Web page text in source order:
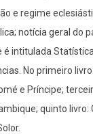
e regime
notícia geral do
intitulada
No primeiro
e Príncipe;
quinto livro: